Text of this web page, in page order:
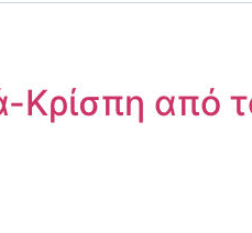
Κρίσπη από